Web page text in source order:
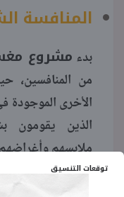
توقعات التنسيق
المنافسة
بدء مشروع
من المنافسين،
الأخرى الموجودة
الذين يقومون
ملابسهم
الحاجة